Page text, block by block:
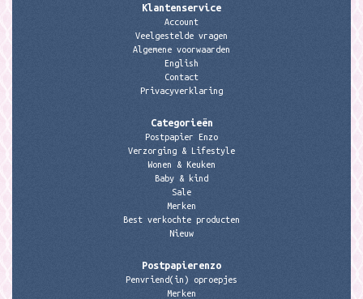
Klantenservice
Account
Veelgestelde vragen
Algemene voorwaarden
English
Contact
Privacyverklaring
Categorieën
Postpapier Enzo
Verzorging & Lifestyle
Wonen & Keuken
Baby & kind
Sale
Merken
Best verkochte producten
Nieuw
Postpapierenzo
Penvriend(in) oproepjes
Merken